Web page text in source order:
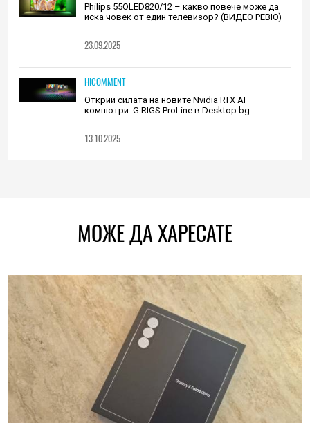
Philips 55OLED820/12 – какво повече може да
иска човек от един телевизор? (ВИДЕО РЕВЮ)
23.09.2025
HICOMMENT
Открий силата на новите Nvidia RTX AI
компютри: G:RIGS ProLine в Desktop.bg
13.10.2025
МОЖЕ ДА ХАРЕСАТЕ